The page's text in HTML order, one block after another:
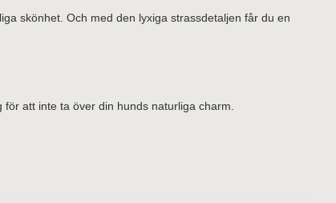
skönhet. Och med den lyxiga strassdetaljen får du en
att inte ta över din hunds naturliga charm.